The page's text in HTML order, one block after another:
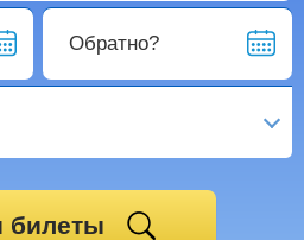
Обратно?
билеты